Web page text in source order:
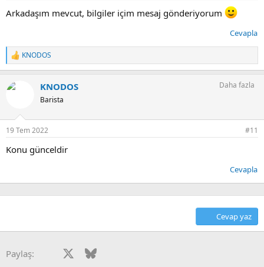
Arkadaşım mevcut, bilgiler içim mesaj gönderiyorum
Cevapla
T
e
k
:
KNODOS
KNODOS
Barista
Daha fazla
19 Tem 2022 #11
Konu günceldir
Cevapla
Cevap yaz
Paylaş: Facebook Bluesky